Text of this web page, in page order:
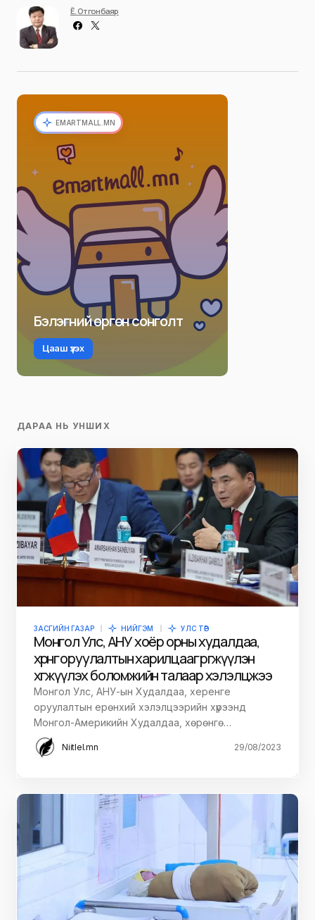
Ё. Отгонбаяр
EMARTMALL.MN
Бэлэгний өргөн сонголт
Цааш үзэх
ДАРАА НЬ УНШИХ
ЗАСГИЙН ГАЗАР НИЙГЭМ УЛС ТӨР
Монгол Улс, АНУ хоёр орны худалдаа,
хөрөнгө оруулалтын харилцааг өргөжүүлэн
хөгжүүлэх боломжийн талаар хэлэлцжээ
Монгол Улс, АНУ-ын Худалдаа, херенге
оруулалтын ерөнхий хэлэлцээрийн хүрээнд
Монгол-Америкийн Худалдаа, хөрөнгө…
Niitlel.mn 29/08/2023